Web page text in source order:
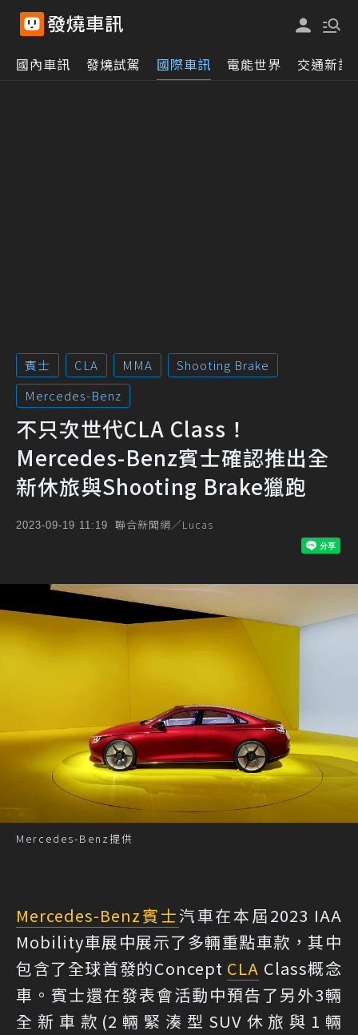
國內車訊 發燒試駕 國際車訊 電能世界 交通新訊
賓士 CLA MMA
Shooting Brake
Mercedes-Benz
不只次世代CLA Class！
Mercedes-Benz賓士確認推出全
新休旅與Shooting Brake獵跑
2023-09-19 11:19 聯合新聞網／Lucas
Mercedes-Benz提供
Mercedes-Benz賓士汽車在本屆2023 IAA
Mobility車展中展示了多輛重點車款，其中
包含了全球首發的Concept CLA Class概念
車。賓士還在發表會活動中預告了另外3輛
全新車款(2輛緊湊型SUV休旅與1輛